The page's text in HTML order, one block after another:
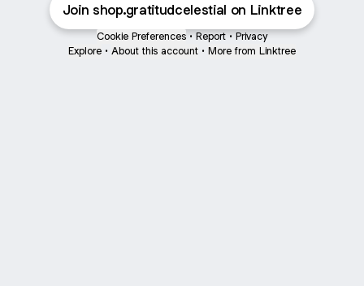
Join shop.gratitudcelestial on Linktree
Cookie Preferences • Report • Privacy
Explore • About this account • More from Linktree